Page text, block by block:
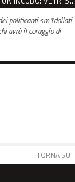
politicanti sm1dollati
avrà il coraggio di
TORNA SU